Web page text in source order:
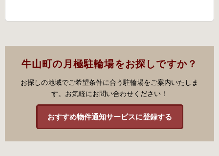
牛山町の月極駐輪場をお探しですか？
お探しの地域でご希望条件に合う駐輪場をご案内いたしま
す。お気軽にお問い合わせください！
おすすめ物件通知サービスに登録する